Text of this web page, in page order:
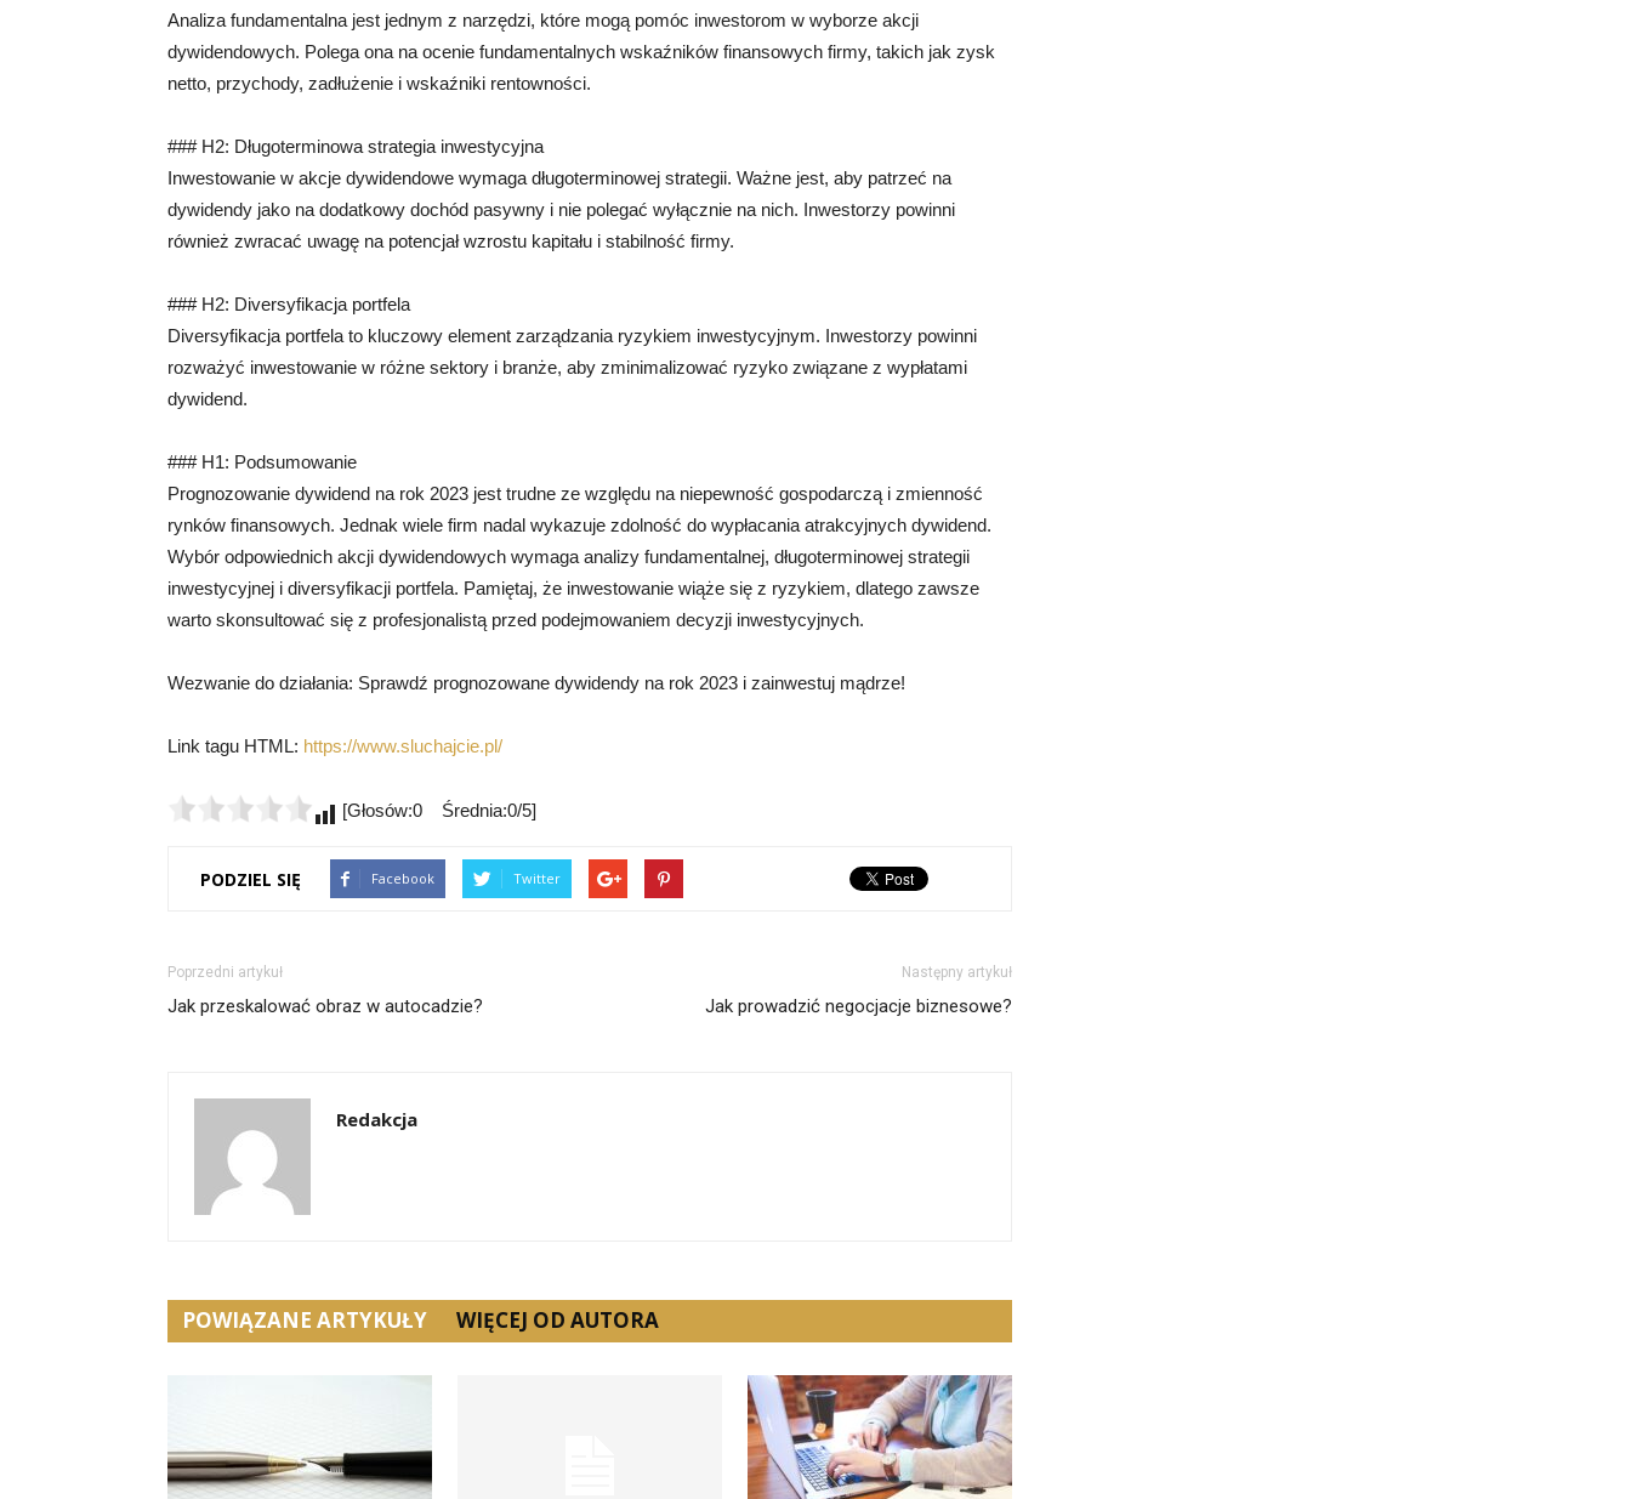
Analiza fundamentalna jest jednym z narzędzi, które mogą pomóc inwestorom w wyborze akcji
dywidendowych. Polega ona na ocenie fundamentalnych wskaźników finansowych firmy, takich jak zysk
netto, przychody, zadłużenie i wskaźniki rentowności.
### H2: Długoterminowa strategia inwestycyjna
Inwestowanie w akcje dywidendowe wymaga długoterminowej strategii. Ważne jest, aby patrzeć na
dywidendy jako na dodatkowy dochód pasywny i nie polegać wyłącznie na nich. Inwestorzy powinni
również zwracać uwagę na potencjał wzrostu kapitału i stabilność firmy.
### H2: Diversyfikacja portfela
Diversyfikacja portfela to kluczowy element zarządzania ryzykiem inwestycyjnym. Inwestorzy powinni
rozważyć inwestowanie w różne sektory i branże, aby zminimalizować ryzyko związane z wypłatami
dywidend.
### H1: Podsumowanie
Prognozowanie dywidend na rok 2023 jest trudne ze względu na niepewność gospodarczą i zmienność
rynków finansowych. Jednak wiele firm nadal wykazuje zdolność do wypłacania atrakcyjnych dywidend.
Wybór odpowiednich akcji dywidendowych wymaga analizy fundamentalnej, długoterminowej strategii
inwestycyjnej i diversyfikacji portfela. Pamiętaj, że inwestowanie wiąże się z ryzykiem, dlatego zawsze
warto skonsultować się z profesjonalistą przed podejmowaniem decyzji inwestycyjnych.
Wezwanie do działania: Sprawdź prognozowane dywidendy na rok 2023 i zainwestuj mądrze!
Link tagu HTML: https://www.sluchajcie.pl/
[Głosów:0 Średnia:0/5]
PODZIEL SIĘ Facebook Twitter
Poprzedni artykuł
Jak przeskalować obraz w autocadzie?
Następny artykuł
Jak prowadzić negocjacje biznesowe?
Redakcja
POWIĄZANE ARTYKUŁY WIĘCEJ OD AUTORA